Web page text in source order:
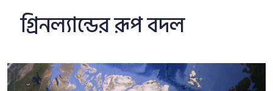
গ্রিনল্যান্ডের রূপ বদল